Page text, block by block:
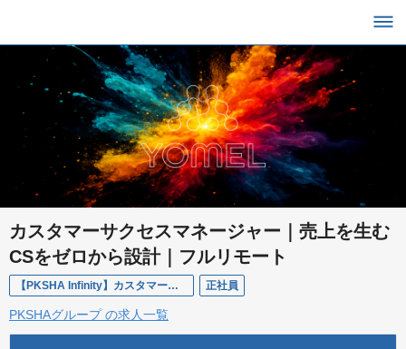
カスタマーサクセスマネージャー｜売上を生む
CSをゼロから設計｜フルリモート
【PKSHA Infinity】カスタマーサクセスマネージャー 正社員
PKSHAグループ の求人一覧